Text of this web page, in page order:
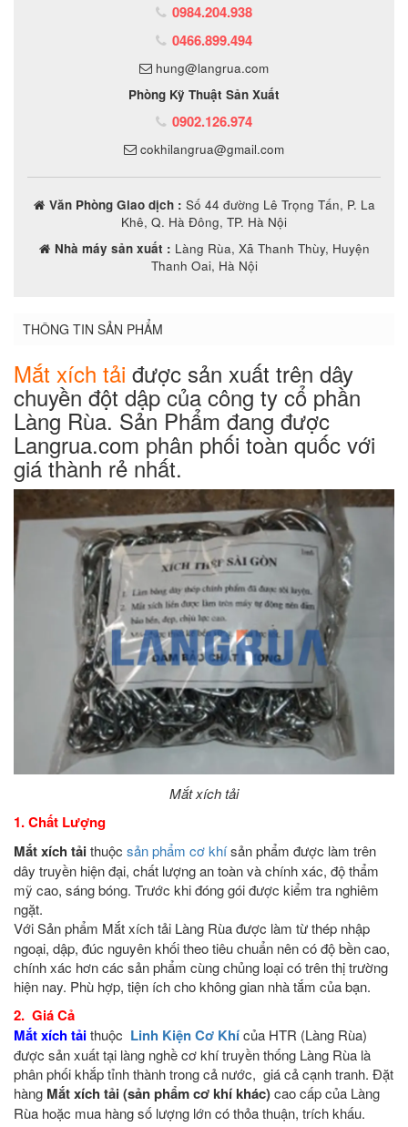
0984.204.938
0466.899.494
hung@langrua.com
Phòng Kỹ Thuật Sản Xuất
0902.126.974
cokhilangrua@gmail.com
Văn Phòng Giao dịch : Số 44 đường Lê Trọng Tấn, P. La
Khê, Q. Hà Đông, TP. Hà Nội
Nhà máy sản xuất : Làng Rùa, Xã Thanh Thùy, Huyện
Thanh Oai, Hà Nội
THÔNG TIN SẢN PHẨM
Mắt xích tải được sản xuất trên dây
chuyền đột dập của công ty cổ phần
Làng Rùa. Sản Phẩm đang được
Langrua.com phân phối toàn quốc với
giá thành rẻ nhất.
Mắt xích tải
1. Chất Lượng
Mắt xích tảithuộc sản phẩm cơ khísản phẩm được làm trên
dây truyền hiện đại, chất lượng an toàn và chính xác, độ thẩm
mỹ cao, sáng bóng. Trước khi đóng gói được kiểm tra nghiêm
ngặt.
Với Sản phẩm Mắt xích tải Làng Rùa được làm từ thép nhập
ngoại, dập, đúc nguyên khối theo tiêu chuẩn nên có độ bền cao,
chính xác hơn các sản phẩm cùng chủng loại có trên thị trường
hiện nay. Phù hợp, tiện ích cho không gian nhà tắm của bạn.
2. Giá Cả
Mắt xích tảithuộc Linh Kiện Cơ Khícủa HTR (Làng Rùa)
được sản xuất tại làng nghề cơ khí truyền thống Làng Rùa là
phân phối khắp tỉnh thành trong cả nước, giá cả cạnh tranh. Đặt
hàng Mắt xích tải (sản phẩm cơ khí khác)cao cấp của Làng
Rùa hoặc mua hàng số lượng lớn có thỏa thuận, trích khấu.